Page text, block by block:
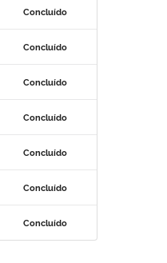
Concluído
Concluído
Concluído
Concluído
Concluído
Concluído
Concluído